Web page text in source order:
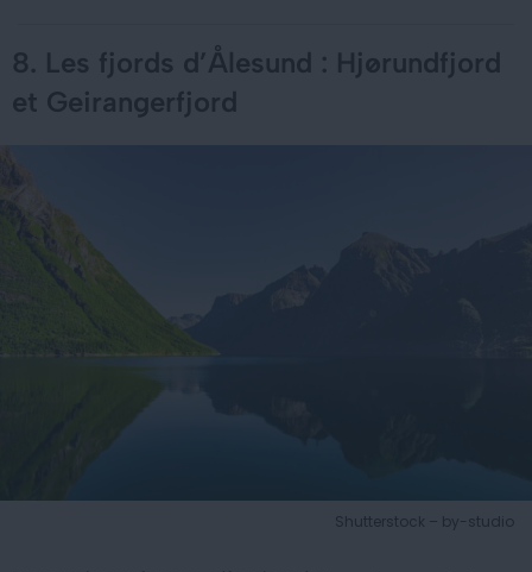
8. Les fjords d’Ålesund : Hjørundfjord
et Geirangerfjord
Shutterstock – by-studio